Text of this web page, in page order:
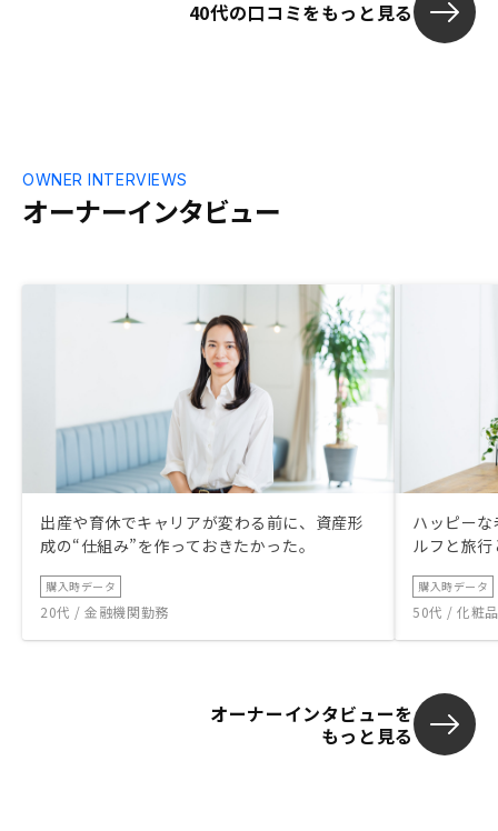
ら連絡があり
親身に対応い
40代の口コミをもっと見る
オーナーインタビュー
OWNER INTERVIEWS
出産や育休でキャリアが変わる前に、資産形
成の“仕組み”を作っておきたかった。
購入時データ
20代 / 金融機関勤務
ハッピー
ルフと旅
購入時データ
50代 / 化粧
オーナーインタビューを
もっと見る